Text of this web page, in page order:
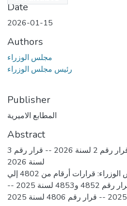
Date
2026-01-15
Authors
مجلس الوزراء
رئيس مجلس الوزراء
Publisher
المطابع الاميرية
Abstract
قرارات مجلس الوزراء: قرار رقم 2 لسنة 2026 -- قرار رقم 3
لسنة 2026
قرارات رئيس مجلس الوزراء: قرارات أرقام من 4802 إلي
4805 لسنة 2025 -- قرار رقم 4852 و4853 لسنة 2025 --